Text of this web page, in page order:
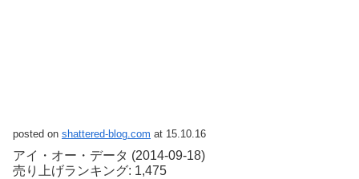
posted on shattered-blog.com at 15.10.16
アイ・オー・データ (2014-09-18)
売り上げランキング: 1,475